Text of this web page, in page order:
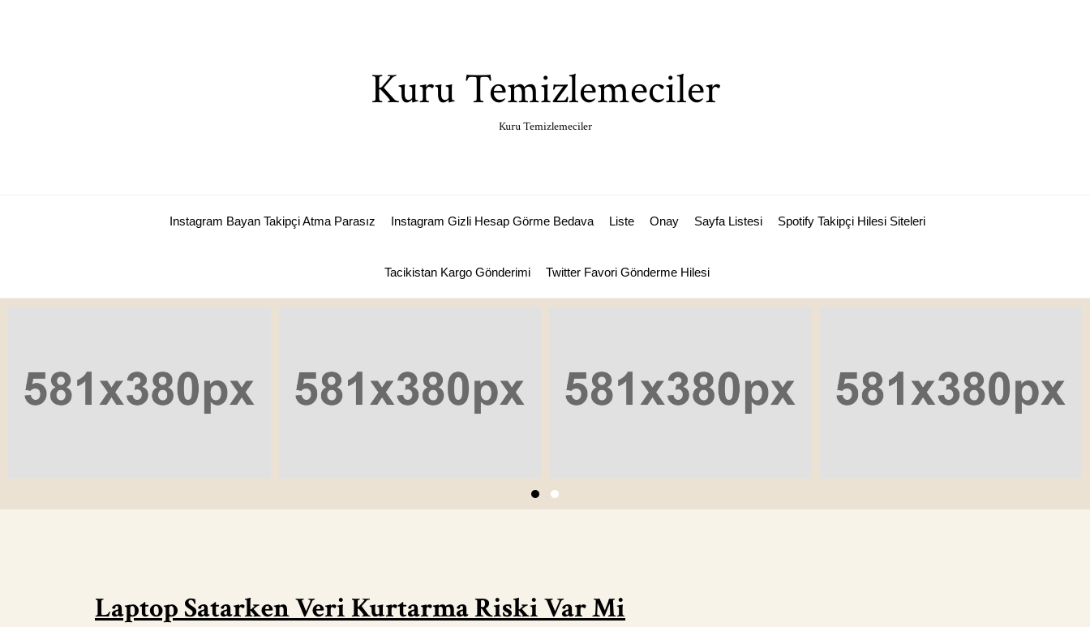
Kuru Temizlemeciler
Kuru Temizlemeciler
Instagram Bayan Takipçi Atma Parasız Instagram Gizli Hesap Görme Bedava Liste Onay Sayfa Listesi Spotify Takipçi Hilesi Siteleri
Tacikistan Kargo Gönderimi Twitter Favori Gönderme Hilesi
Laptop Satarken Veri Kurtarma Riski Var Mi